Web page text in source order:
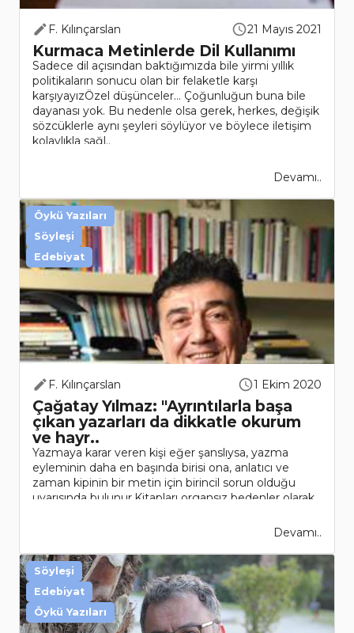
F. Kılınçarslan 21 Mayıs 2021
Kurmaca Metinlerde Dil Kullanımı
Sadece dil açısından baktığımızda bile yirmi yıllık
politikaların sonucu olan bir felaketle karşı
karşıyayızÖzel düşünceler… Çoğunluğun buna bile
dayanası yok. Bu nedenle olsa gerek, herkes, değişik
sözcüklerle aynı şeyleri söylüyor ve böylece iletişim
kolaylıkla sağl..
Devamı..
F. Kılınçarslan 1 Ekim 2020
Çağatay Yılmaz: "Ayrıntılarla başa
çıkan yazarları da dikkatle okurum
ve hayr..
Yazmaya karar veren kişi eğer şanslıysa, yazma
eyleminin daha en başında birisi ona, anlatıcı ve
zaman kipinin bir metin için birincil sorun olduğu
uyarısında bulunur.Kitapları organsız bedenler olarak
Devamı..
Öykü Yazıları
Söyleşi
Edebiyat
Söyleşi
Edebiyat
Öykü Yazıları